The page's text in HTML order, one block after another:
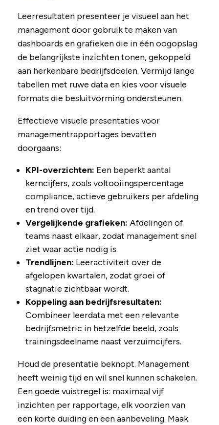
Leerresultaten presenteer je visueel aan het
management door gebruik te maken van
dashboards en grafieken die in één oogopslag
de belangrijkste inzichten tonen, gekoppeld
aan herkenbare bedrijfsdoelen. Vermijd lange
tabellen met ruwe data en kies voor visuele
formats die besluitvorming ondersteunen.
Effectieve visuele presentaties voor
managementrapportages bevatten
doorgaans:
KPI-overzichten: Een beperkt aantal
kerncijfers, zoals voltooiingspercentage
compliance, actieve gebruikers per afdeling
en trend over tijd.
Vergelijkende grafieken: Afdelingen of
teams naast elkaar, zodat management snel
ziet waar actie nodig is.
Trendlijnen: Leeractiviteit over de
afgelopen kwartalen, zodat groei of
stagnatie zichtbaar wordt.
Koppeling aan bedrijfsresultaten:
Combineer leerdata met een relevante
bedrijfsmetric in hetzelfde beeld, zoals
trainingsdeelname naast verzuimcijfers.
Houd de presentatie beknopt. Management
heeft weinig tijd en wil snel kunnen schakelen.
Een goede vuistregel is: maximaal vijf
inzichten per rapportage, elk voorzien van
een korte duiding en een aanbeveling. Maak